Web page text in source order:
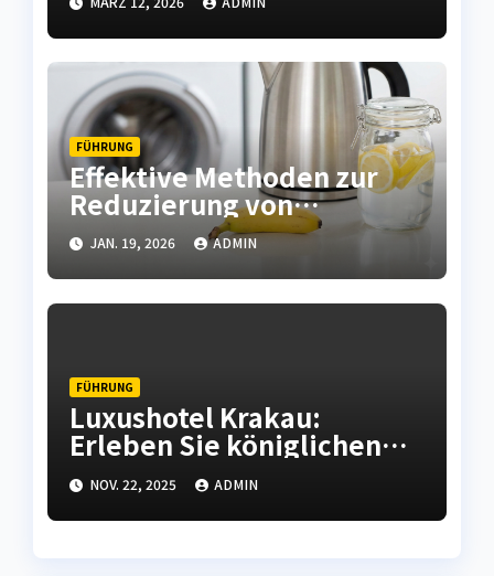
Leiterplatten
FÜHRUNG
Effektive Methoden zur
Reduzierung von
Kalkablagerungen in
Haushaltsgeräten
JAN. 19, 2026 ADMIN
FÜHRUNG
Luxushotel Krakau:
Erleben Sie königlichen
Komfort in der polnischen
Kulturhauptstadt
NOV. 22, 2025 ADMIN